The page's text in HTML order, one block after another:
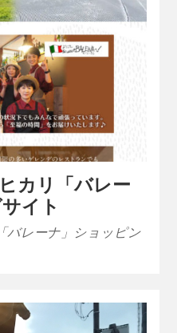
カリ「バレー
イト
バレーナ」ショッピン